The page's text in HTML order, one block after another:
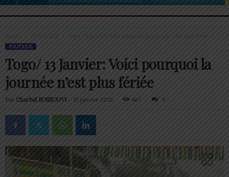
Accueil POLITIQUE Togo/ 13 Janvier: Voici pourquoi la journée n’est plus fériée
POLITIQUE
Togo/ 13 Janvier: Voici pourquoi la
journée n’est plus fériée
Par Charbel SOSSOUVI - 13 janvier 2025 467 0